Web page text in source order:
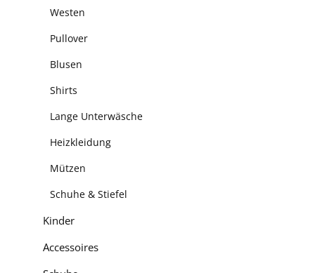
Westen
Pullover
Blusen
Shirts
Lange Unterwäsche
Heizkleidung
Mützen
Schuhe & Stiefel
Kinder
Accessoires